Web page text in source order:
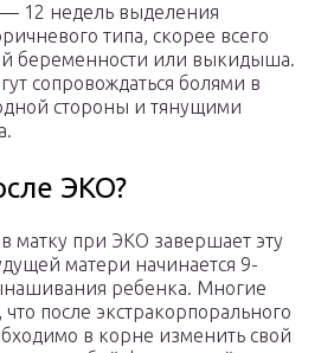
12 недель выделения
типа, скорее всего
беременности или выкидыша.
сопровождаться болями в
стороны и тянущими
ЭКО?
матку при ЭКО завершает эту
матери начинается 9-
ребенка. Многие
после экстракорпорального
в корне изменить свой